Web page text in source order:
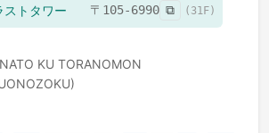
ストタワー 〒 105-6990 ⧉ ( 31F)
KU TORANOMON